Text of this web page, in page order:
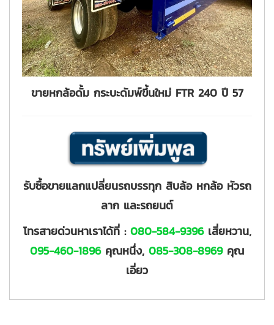
ขายหกล้อดั้ม กระบะดัมพ์ขึ้นใหม่ FTR 240 ปี 57
รับซื้อขายแลกแปลี่ยนรถบรรทุก สิบล้อ หกล้อ หัวรถ
ลาก และรถยนต์
โทรสายด่วนหาเราได้ที่ : 080-584-9396 เสี่ยหวาน,
095-460-1896 คุณหนึ่ง, 085-308-8969 คุณ
เอี่ยว